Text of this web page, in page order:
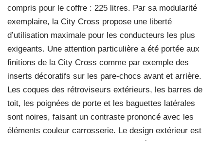
compris pour le coffre : 225 litres. Par sa modularité
exemplaire, la City Cross propose une liberté
d’utilisation maximale pour les conducteurs les plus
exigeants. Une attention particulière a été portée aux
finitions de la City Cross comme par exemple des
inserts décoratifs sur les pare-chocs avant et arrière.
Les coques des rétroviseurs extérieurs, les barres de
toit, les poignées de porte et les baguettes latérales
sont noires, faisant un contraste prononcé avec les
éléments couleur carrosserie. Le design extérieur est